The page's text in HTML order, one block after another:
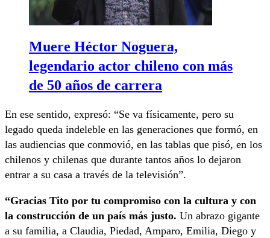
Muere Héctor Noguera,
legendario actor chileno con más
de 50 años de carrera
En ese sentido, expresó: “Se va físicamente, pero su
legado queda indeleble en las generaciones que formó, en
las audiencias que conmovió, en las tablas que pisó, en los
chilenos y chilenas que durante tantos años lo dejaron
entrar a su casa a través de la televisión”.
“Gracias Tito por tu compromiso con la cultura y con
la construcción de un país más justo. Un abrazo gigante
a su familia, a Claudia, Piedad, Amparo, Emilia, Diego y